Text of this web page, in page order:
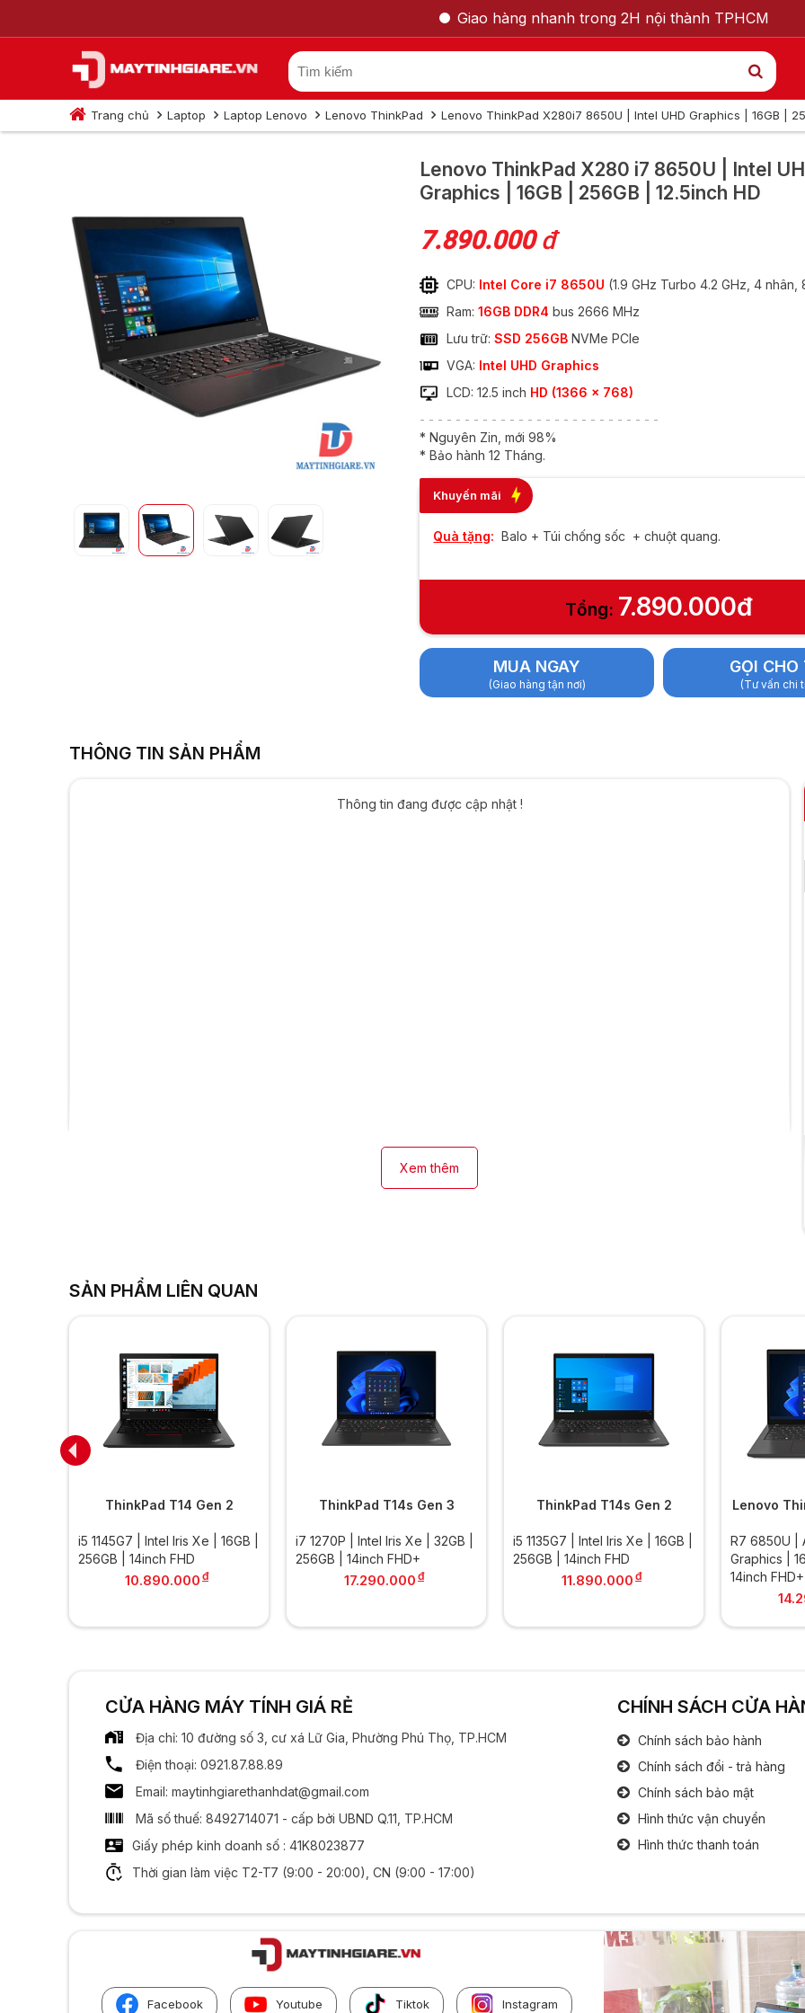
Giao hàng nhanh trong 2H nội thành TPHCM
Trang chủ Laptop Laptop Lenovo Lenovo ThinkPad Lenovo ThinkPad X280i7 8650U | Intel UHD Graphics | 16GB |
Lenovo ThinkPad X280 i7 8650U | Intel
Graphics | 16GB | 256GB | 12.5inch HD
7.890.000đ
CPU: Intel Core i7 8650U (1.9 GHz Turbo 4.2 GHz, 4 nhân,
Ram:16GB DDR4 bus 2666 MHz
Lưu trữ:SSD 256GBNVMe PCIe
VGA: Intel UHD Graphics
LCD: 12.5 inch HD (1366 x 768)
- - - - - - - - - - - - - - - - - - - - - - - - - - -
* Nguyên Zin, mới 98%
* Bảo hành 12 Tháng.
Khuyến mãi
Quà tặng: Balo + Túi chống sốc + chuột quang.
Tổng: 7.890.000đ
MUA NGAY
(Giao hàng tận nơi)
GỌI CHO
(Tư vấn chi
Lenovo ThinkPad X280 i7 8650U |
Intel UHD Graphics | 16GB | 256GB |
12.5inch HD
Nam Nữ
THÔNG TIN SẢN PHẨM
Thông tin đang được cập nhật !
Xem thêm
SẢN PHẨM LIÊN QUAN
ThinkPad T14 Gen 2
i5 1145G7 | Intel Iris Xe | 16GB |
256GB | 14inch FHD
10.890.000 đ
ThinkPad T14s Gen 3
i7 1270P | Intel Iris Xe | 32GB |
256GB | 14inch FHD+
17.290.000 đ
ThinkPad T14s Gen 2
i5 1135G7 | Intel Iris Xe | 16GB |
256GB | 14inch FHD
11.890.000 đ
Lenovo
R7 6850U |
Graphics |
14inch FHD+
CỬA HÀNG MÁY TÍNH GIÁ RẺ
Địa chỉ: 10 đường số 3, cư xá Lữ Gia, Phường Phú Thọ, TP.HCM
Điện thoại: 0921.87.88.89
Email: maytinhgiarethanhdat@gmail.com
Mã số thuế: 8492714071 - cấp bởi UBND Q.11, TP.HCM
Giấy phép kinh doanh số : 41K8023877
Thời gian làm việc T2-T7 (9:00 - 20:00), CN (9:00 - 17:00)
CHÍNH SÁCH CỬA
Chính sách bảo hành
Chính sách đổi - trả hàng
Chính sách bảo mật
Hình thức vận chuyển
Hình thức thanh toán
Facebook Youtube Tiktok Instagram